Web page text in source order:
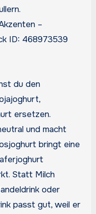
–
ID: 468973539
du den
ersetzen.
und macht
bringt eine
Statt Milch
oder
passt gut, weil er